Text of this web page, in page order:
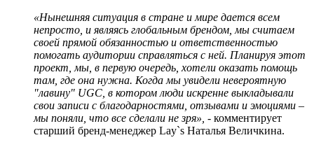
«Нынешняя ситуация в стране и мире дается всем
непросто, и являясь глобальным брендом, мы считаем
своей прямой обязанностью и ответственностью
помогать аудитории справляться с ней. Планируя этот
проект, мы, в первую очередь, хотели оказать помощь
там, где она нужна. Когда мы увидели невероятную
"лавину" UGC, в котором люди искренне выкладывали
свои записи с благодарностями, отзывами и эмоциями –
мы поняли, что все сделали не зря» , - комментирует
старший бренд-менеджер Lay`s Наталья Величкина.